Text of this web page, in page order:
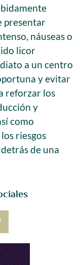
presentar
náuseas o
licor
a un centro
y evitar
reforzar los
y
como
riesgos
de una